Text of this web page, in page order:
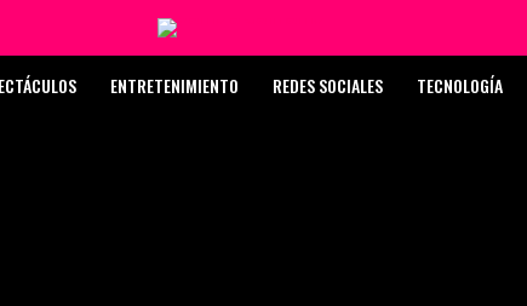
ENTRETENIMIENTO REDES SOCIALES TECNOLOGÍA